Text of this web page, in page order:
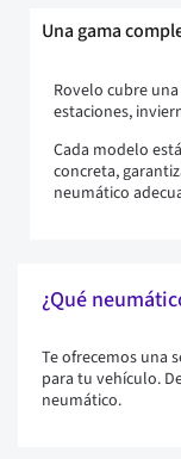
Una gama
Rovelo cubre
estaciones,
Cada modelo
concreta,
neumático
¿Qué
Te ofrecemos una
para tu vehículo.
neumático.